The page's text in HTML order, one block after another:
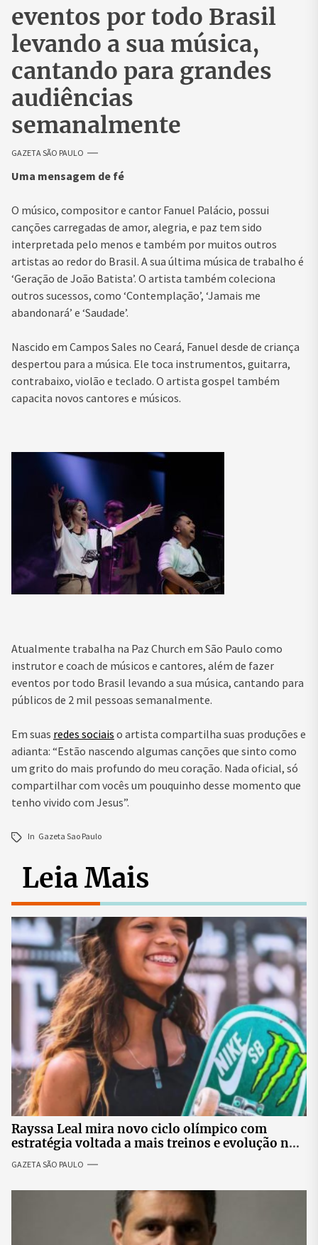
eventos por todo Brasil
levando a sua música,
cantando para grandes
audiências
semanalmente
GAZETA SÃO PAULO
Uma mensagem de fé
O músico, compositor e cantor Fanuel Palácio, possui
canções carregadas de amor, alegria, e paz tem sido
interpretada pelo menos e também por muitos outros
artistas ao redor do Brasil. A sua última música de trabalho é
‘Geração de João Batista’. O artista também coleciona
outros sucessos, como ‘Contemplação’, ‘Jamais me
abandonará’ e ‘Saudade’.
Nascido em Campos Sales no Ceará, Fanuel desde de criança
despertou para a música. Ele toca instrumentos, guitarra,
contrabaixo, violão e teclado. O artista gospel também
capacita novos cantores e músicos.
Atualmente trabalha na Paz Church em São Paulo como
instrutor e coach de músicos e cantores, além de fazer
eventos por todo Brasil levando a sua música, cantando para
públicos de 2 mil pessoas semanalmente.
Em suas redes sociais o artista compartilha suas produções e
adianta: “Estão nascendo algumas canções que sinto como
um grito do mais profundo do meu coração. Nada oficial, só
compartilhar com vocês um pouquinho desse momento que
tenho vivido com Jesus”.
In Gazeta Sao Paulo
Leia Mais
Rayssa Leal mira novo ciclo olímpico com
estratégia voltada a mais treinos e evolução no
GAZETA SÃO PAULO